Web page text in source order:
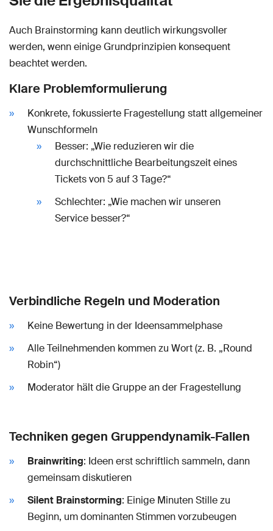
Auch Brainstorming kann deutlich wirkungsvoller
werden, wenn einige Grundprinzipien konsequent
beachtet werden.
Klare Problemformulierung
Konkrete, fokussierte Fragestellung statt allgemeiner
Wunschformeln
Besser: „Wie reduzieren wir die
durchschnittliche Bearbeitungszeit eines
Tickets von 5 auf 3 Tage?“
Schlechter: „Wie machen wir unseren
Service besser?“
Verbindliche Regeln und Moderation
Keine Bewertung in der Ideensammelphase
Alle Teilnehmenden kommen zu Wort (z. B. „Round
Robin“)
Moderator hält die Gruppe an der Fragestellung
Techniken gegen Gruppendynamik-Fallen
Brainwriting: Ideen erst schriftlich sammeln, dann
gemeinsam diskutieren
Silent Brainstorming: Einige Minuten Stille zu
Beginn, um dominanten Stimmen vorzubeugen